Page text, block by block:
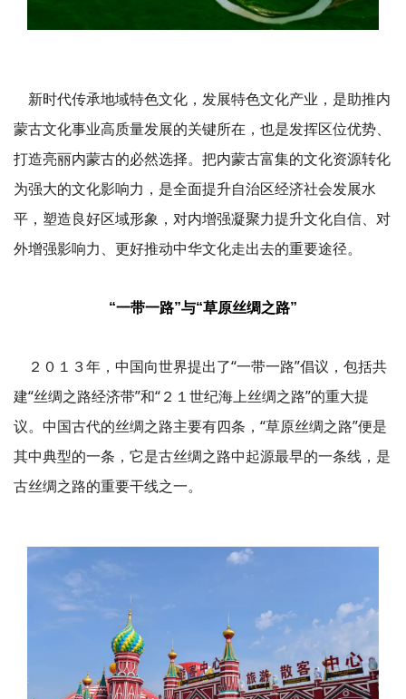
新时代传承地域特色文化，发展特色文化产业，是助推内
蒙古文化事业高质量发展的关键所在，也是发挥区位优势、
打造亮丽内蒙古的必然选择。把内蒙古富集的文化资源转化
为强大的文化影响力，是全面提升自治区经济社会发展水
平，塑造良好区域形象，对内增强凝聚力提升文化自信、对
外增强影响力、更好推动中华文化走出去的重要途径。
“一带一路”与“草原丝绸之路”
２０１３年，中国向世界提出了“一带一路”倡议，包括共
建“丝绸之路经济带”和“２１世纪海上丝绸之路”的重大提
议。中国古代的丝绸之路主要有四条，“草原丝绸之路”便是
其中典型的一条，它是古丝绸之路中起源最早的一条线，是
古丝绸之路的重要干线之一。